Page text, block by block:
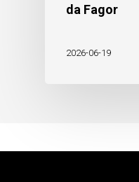
da Fagor
2026-06-19